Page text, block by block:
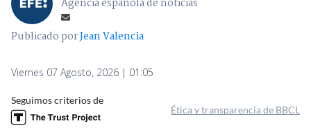
Agencia española de noticias
Publicado porJean Valencia
Viernes 07 Agosto, 2026 | 01:05
Seguimos criterios de
Ética y transparencia de BBCL